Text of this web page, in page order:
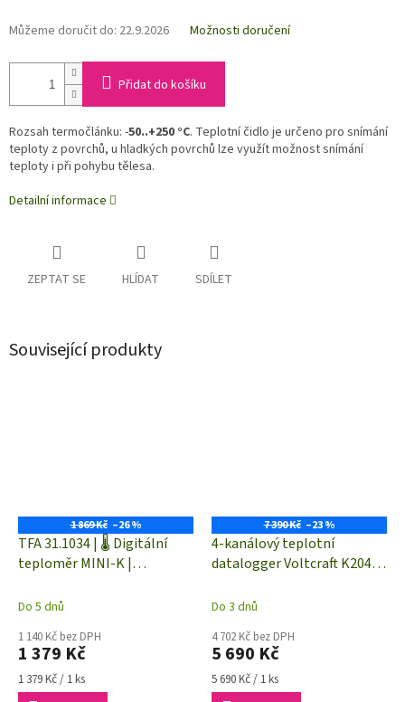
Můžeme doručit do: 22.9.2026 Možnosti doručení
Přidat do košíku
Rozsah termočlánku: -50..+250 °C. Teplotní čidlo je určeno pro snímání
teploty z povrchů, u hladkých povrchů lze využít možnost snímání
teploty i při pohybu tělesa.
Detailní informace
ZEPTAT SE HLÍDAT SDÍLET
Související produkty
1 869 Kč –26 %
TFA 31.1034 | 🌡️ Digitální
teploměr MINI-K |
Do 5 dnů
1 140 Kč bez DPH
1 379 Kč
Měrná
cena:
1 379 Kč / 1 ks
7 390 Kč –23 %
4-kanálový teplotní
datalogger Voltcraft K204
Do 3 dnů
4 702 Kč bez DPH
5 690 Kč
Měrná
cena:
5 690 Kč / 1 ks